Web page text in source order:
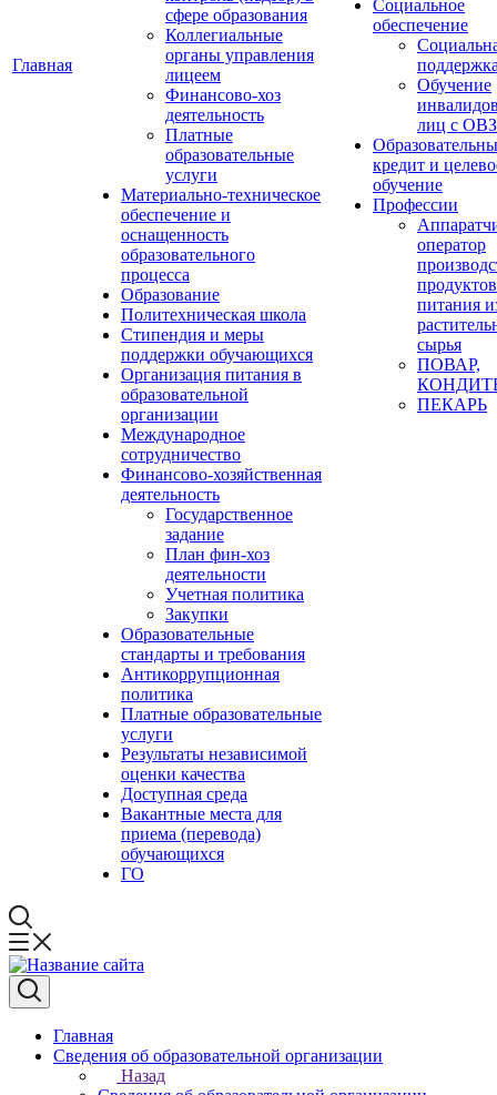
Главная
сфере образования
Коллегиальные
органы управления
лицеем
Финансово-хоз
деятельность
Платные
образовательные
услуги
Материально-техническое
обеспечение и
оснащенность
образовательного
процесса
Образование
Политехническая школа
Стипендия и меры
поддержки обучающихся
Организация питания в
образовательной
организации
Международное
сотрудничество
Финансово-хозяйственная
деятельность
Государственное
задание
План фин-хоз
деятельности
Учетная политика
Закупки
Образовательные
стандарты и требования
Антикоррупционная
политика
Платные образовательные
услуги
Результаты независимой
оценки качества
Доступная среда
Вакантные места для
приема (перевода)
обучающихся
ГО
Социальное
обеспечение
Обучение
лиц с ОВЗ
кредит и
обучение
Профессии
оператор
продуктов
питания
сырья
ПОВАР,
ПЕКАРЬ
Главная
Сведения об образовательной организации
Назад